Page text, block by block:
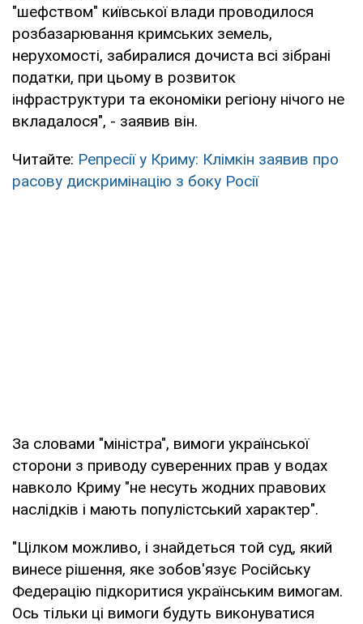
"шефством" київської влади проводилося
розбазарювання кримських земель,
нерухомості, забиралися дочиста всі зібрані
податки, при цьому в розвиток
інфраструктури та економіки регіону нічого не
вкладалося", - заявив він.
Читайте: Репресії у Криму: Клімкін заявив про
расову дискримінацію з боку Росії
За словами "міністра", вимоги української
сторони з приводу суверенних прав у водах
навколо Криму "не несуть жодних правових
наслідків і мають популістський характер".
"Цілком можливо, і знайдеться той суд, який
винесе рішення, яке зобов'язує Російську
Федерацію підкоритися українським вимогам.
Ось тільки ці вимоги будуть виконуватися